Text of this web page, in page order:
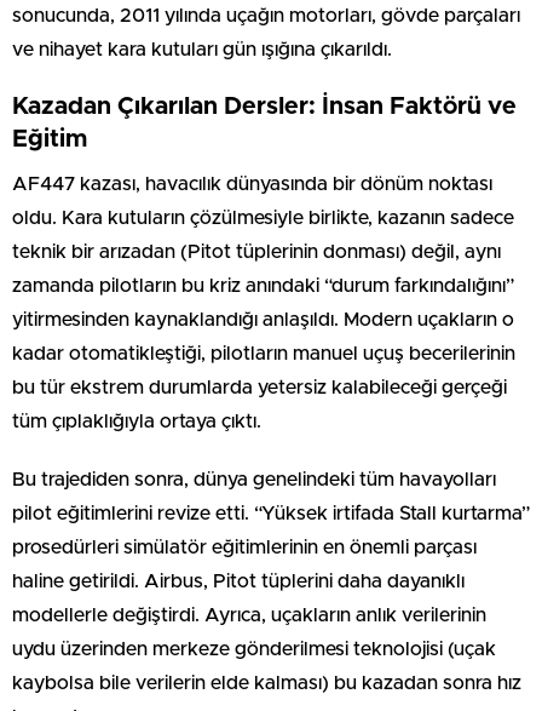
sonucunda, 2011 yılında uçağın motorları, gövde parçaları
ve nihayet kara kutuları gün ışığına çıkarıldı.
Kazadan Çıkarılan Dersler: İnsan Faktörü ve
Eğitim
AF447 kazası, havacılık dünyasında bir dönüm noktası
oldu. Kara kutuların çözülmesiyle birlikte, kazanın sadece
teknik bir arızadan (Pitot tüplerinin donması) değil, aynı
zamanda pilotların bu kriz anındaki “durum farkındalığını”
yitirmesinden kaynaklandığı anlaşıldı. Modern uçakların o
kadar otomatikleştiği, pilotların manuel uçuş becerilerinin
bu tür ekstrem durumlarda yetersiz kalabileceği gerçeği
tüm çıplaklığıyla ortaya çıktı.
Bu trajediden sonra, dünya genelindeki tüm havayolları
pilot eğitimlerini revize etti. “Yüksek irtifada Stall kurtarma”
prosedürleri simülatör eğitimlerinin en önemli parçası
haline getirildi. Airbus, Pitot tüplerini daha dayanıklı
modellerle değiştirdi. Ayrıca, uçakların anlık verilerinin
uydu üzerinden merkeze gönderilmesi teknolojisi (uçak
kaybolsa bile verilerin elde kalması) bu kazadan sonra hız